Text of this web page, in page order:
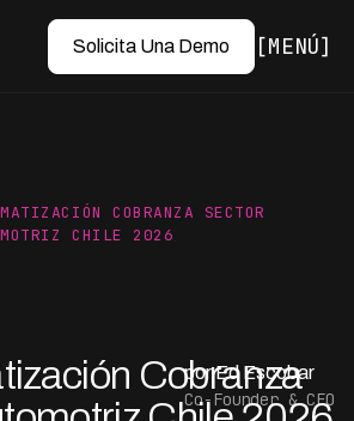
Solicita Una Demo MENÚ
COBRANZA SECTOR
CHILE 2026
Cobranza
por Ed Escobar
Co-Founder & CEO